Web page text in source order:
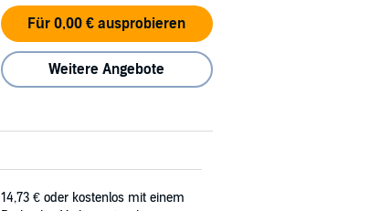
Für 0,00 € ausprobieren
Weitere Angebote
14,73 € oder kostenlos mit einem